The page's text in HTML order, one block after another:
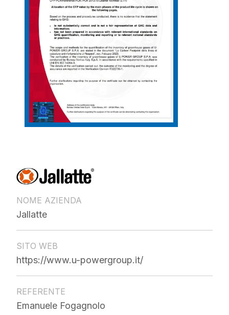
NOME AZIENDA
Jallatte
SITO WEB
https://www.u-powergroup.it/
REFERENTE
Emanuele Fogagnolo